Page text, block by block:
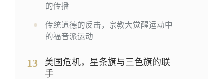
的传播
传统道德的反击，宗教大觉醒运动中
的福音派运动
13
美国危机，星条旗与三色旗的联
手